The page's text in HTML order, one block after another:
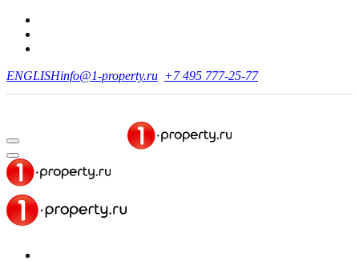
ENGLISHinfo@1-property.ru +7 495 777-25-77